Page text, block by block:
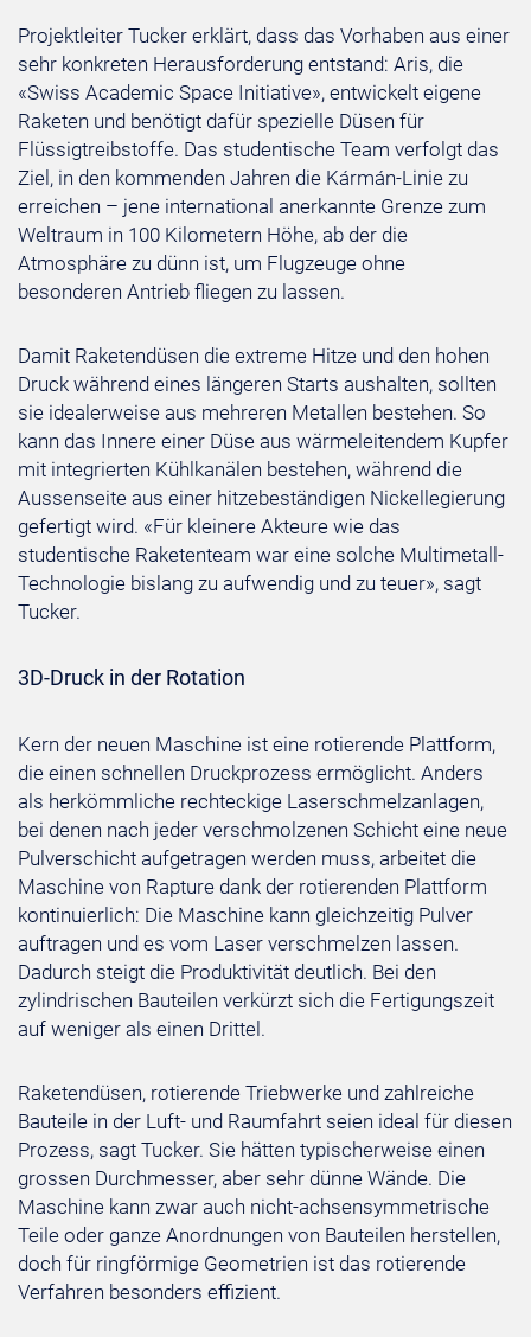
Projektleiter Tucker erklärt, dass das Vorhaben aus einer
sehr konkreten Herausforderung entstand: Aris, die
«Swiss Academic Space Initiative», entwickelt eigene
Raketen und benötigt dafür spezielle Düsen für
Flüssigtreibstoffe. Das studentische Team verfolgt das
Ziel, in den kommenden Jahren die Kármán-Linie zu
erreichen – jene international anerkannte Grenze zum
Weltraum in 100 Kilometern Höhe, ab der die
Atmosphäre zu dünn ist, um Flugzeuge ohne
besonderen Antrieb fliegen zu lassen.
Damit Raketendüsen die extreme Hitze und den hohen
Druck während eines längeren Starts aushalten, sollten
sie idealerweise aus mehreren Metallen bestehen. So
kann das Innere einer Düse aus wärmeleitendem Kupfer
mit integrierten Kühlkanälen bestehen, während die
Aussenseite aus einer hitzebeständigen Nickellegierung
gefertigt wird. «Für kleinere Akteure wie das
studentische Raketenteam war eine solche Multimetall-
Technologie bislang zu aufwendig und zu teuer», sagt
Tucker.
3D-Druck in der Rotation
Kern der neuen Maschine ist eine rotierende Plattform,
die einen schnellen Druckprozess ermöglicht. Anders
als herkömmliche rechteckige Laserschmelzanlagen,
bei denen nach jeder verschmolzenen Schicht eine neue
Pulverschicht aufgetragen werden muss, arbeitet die
Maschine von Rapture dank der rotierenden Plattform
kontinuierlich: Die Maschine kann gleichzeitig Pulver
auftragen und es vom Laser verschmelzen lassen.
Dadurch steigt die Produktivität deutlich. Bei den
zylindrischen Bauteilen verkürzt sich die Fertigungszeit
auf weniger als einen Drittel.
Raketendüsen, rotierende Triebwerke und zahlreiche
Bauteile in der Luft- und Raumfahrt seien ideal für diesen
Prozess, sagt Tucker. Sie hätten typischerweise einen
grossen Durchmesser, aber sehr dünne Wände. Die
Maschine kann zwar auch nicht-achsensymmetrische
Teile oder ganze Anordnungen von Bauteilen herstellen,
doch für ringförmige Geometrien ist das rotierende
Verfahren besonders effizient.